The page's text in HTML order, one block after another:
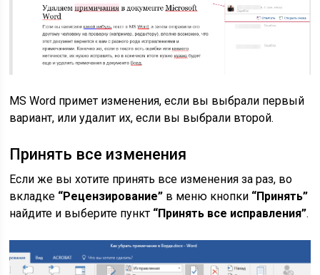
MS Word примет изменения, если вы выбрали первый
вариант, или удалит их, если вы выбрали второй.
Принять все изменения
Если же вы хотите принять все изменения за раз, во
вкладке “Рецензирование” в меню кнопки “Принять”
найдите и выберите пункт “Принять все исправления”.